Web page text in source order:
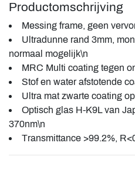
Productomschrijving
Messing frame, geen
Ultradunne rand 3mm,
normaal mogelijk\n
MRC Multi coating tegen
Stof en water afstotende
Ultra mat zwarte coating
Optisch glas H-K9L van
370nm\n
Transmittance >99.2%,